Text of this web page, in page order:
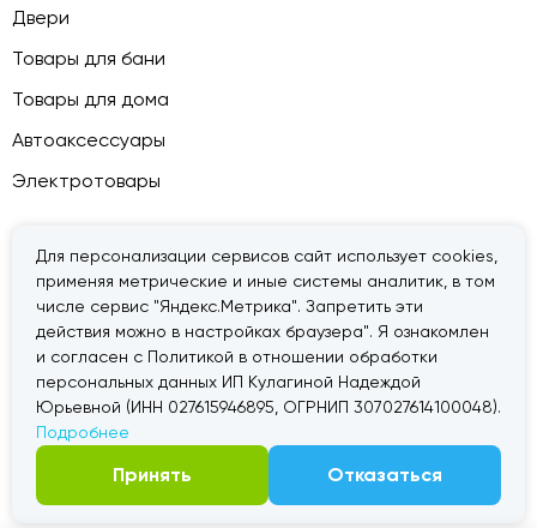
Для персонализации сервисов сайт использует cookies,
применяя метрические и иные системы аналитик, в том
числе сервис "Яндекс.Метрика". Запретить эти
действия можно в настройках браузера". Я ознакомлен
и согласен с Политикой в отношении обработки
персональных данных ИП Кулагиной Надеждой
Юрьевной (ИНН 027615946895, ОГРНИП 307027614100048).
Подробнее
Принять Отказаться
Двери
Товары для бани
Товары для дома
Автоаксессуары
Электротовары
© 2026 — «Дачник».Правовая информация